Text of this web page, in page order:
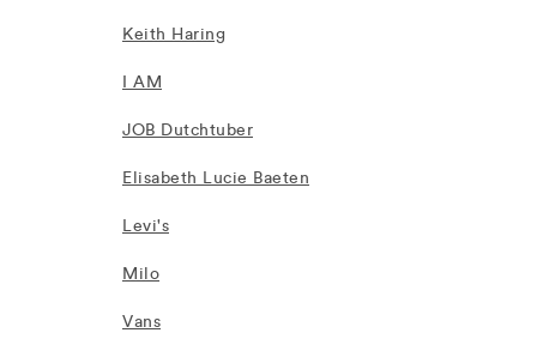
Keith Haring
I AM
JOB Dutchtuber
Elisabeth Lucie Baeten
Levi's
Milo
Vans